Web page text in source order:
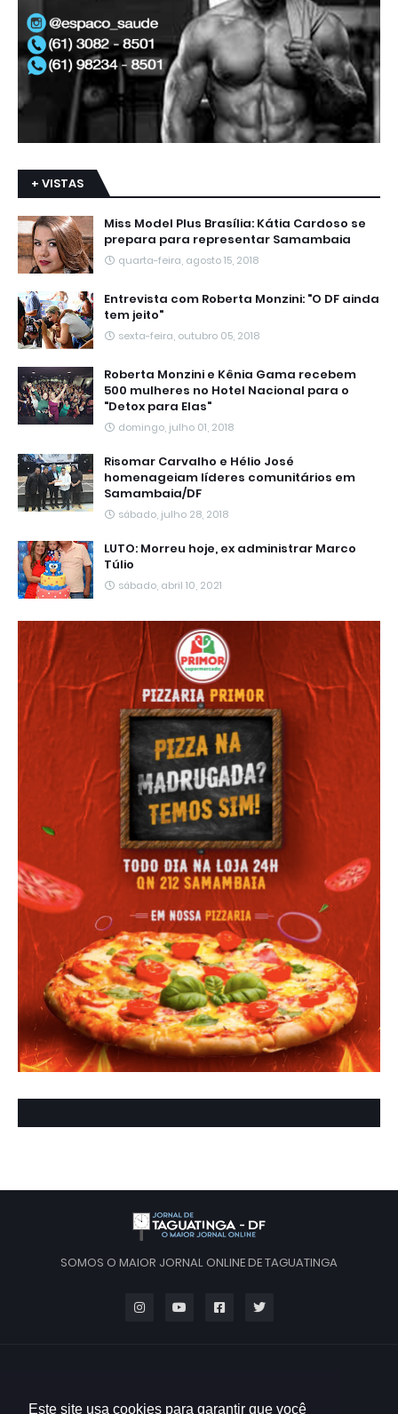
Este site usa cookies para garantir que você
+ VISTAS
Miss Model Plus Brasília: Kátia Cardoso se
prepara para representar Samambaia
quarta-feira, agosto 15, 2018
Entrevista com Roberta Monzini: "O DF ainda
tem jeito"
sexta-feira, outubro 05, 2018
Roberta Monzini e Kênia Gama recebem
500 mulheres no Hotel Nacional para o
"Detox para Elas"
domingo, julho 01, 2018
Risomar Carvalho e Hélio José
homenageiam líderes comunitários em
Samambaia/DF
sábado, julho 28, 2018
LUTO: Morreu hoje, ex administrar Marco
Túlio
sábado, abril 10, 2021
SOMOS O MAIOR JORNAL ONLINE DE TAGUATINGA